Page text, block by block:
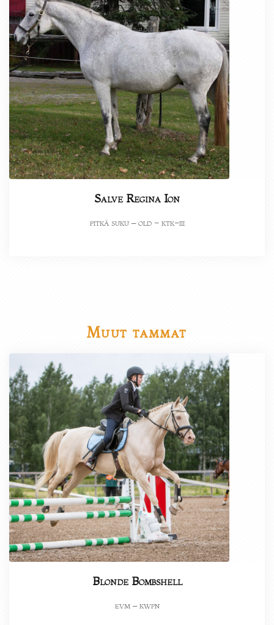
Salve Regina Ion
pitkä suku – old - ktk-iii
Muut tammat
Blonde Bombshell
evm – kwpn